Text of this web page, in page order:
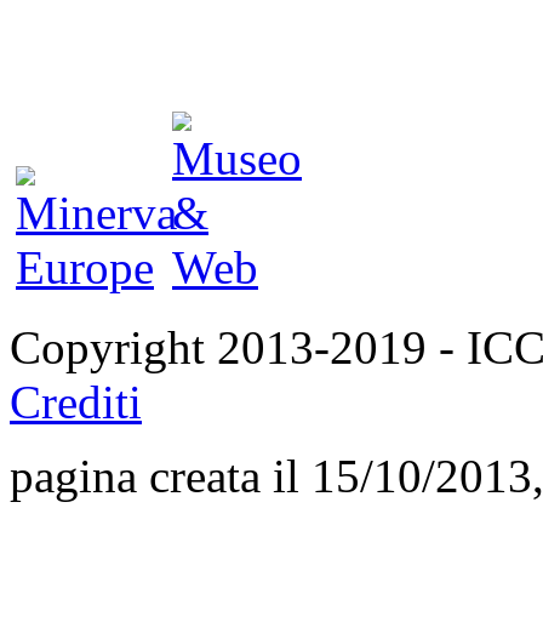
Copyright 2013-2019 -
Crediti
pagina creata il 15/10/